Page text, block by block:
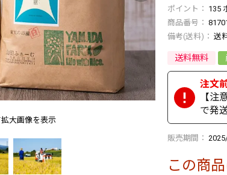
大画像を表示
135
商品番号
送
送料無料
【注
で発
販売期間
この商